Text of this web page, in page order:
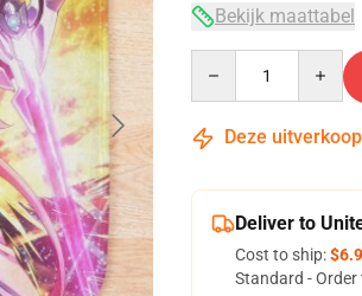
Bekijk maattabel
Deze
Deliver to
Cost to ship:
Standard -